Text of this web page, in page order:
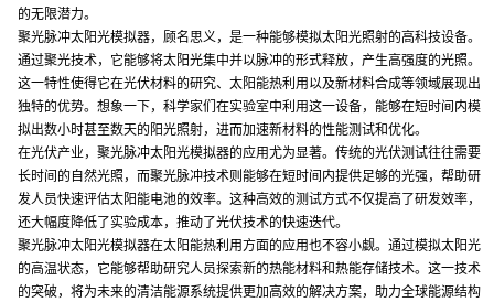
的无限潜力。
聚光脉冲太阳光模拟器，顾名思义，是一种能够模拟太阳光照射的高科技设备。
通过聚光技术，它能够将太阳光集中并以脉冲的形式释放，产生高强度的光照。
这一特性使得它在光伏材料的研究、太阳能热利用以及新材料合成等领域展现出
独特的优势。想象一下，科学家们在实验室中利用这一设备，能够在短时间内模
拟出数小时甚至数天的阳光照射，进而加速新材料的性能测试和优化。
在光伏产业，聚光脉冲太阳光模拟器的应用尤为显著。传统的光伏测试往往需要
长时间的自然光照，而聚光脉冲技术则能够在短时间内提供足够的光强，帮助研
发人员快速评估太阳能电池的效率。这种高效的测试方式不仅提高了研发效率，
还大幅度降低了实验成本，推动了光伏技术的快速迭代。
聚光脉冲太阳光模拟器在太阳能热利用方面的应用也不容小觑。通过模拟太阳光
的高温状态，它能够帮助研究人员探索新的热能材料和热能存储技术。这一技术
的突破，将为未来的清洁能源系统提供更加高效的解决方案，助力全球能源结构